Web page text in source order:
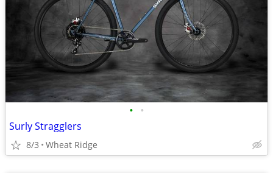
• •
Surly Stragglers
8/3 Wheat Ridge